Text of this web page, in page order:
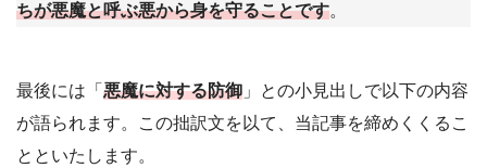
ちが悪魔と呼ぶ悪から身を守ることです。
最後には「 悪魔に対する防御 」との小見出しで以下の内容
が語られます。この拙訳文を以て、当記事を締めくくるこ
とといたします。